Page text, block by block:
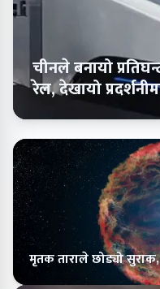
चीनले बनायो
रेल, देखायो
मृतक ताराले छोड्यो